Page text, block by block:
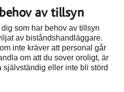
av tillsyn
som har behov av tillsyn
av biståndshandläggare.
inte kräver att personal går
om att du sover oroligt, är
självständig eller inte bli störd